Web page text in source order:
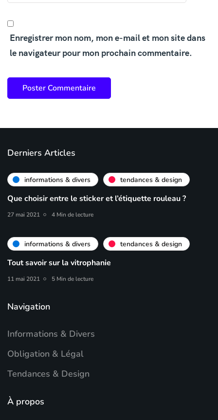
Enregistrer mon nom, mon e-mail et mon site dans
le navigateur pour mon prochain commentaire.
Derniers Articles
informations & divers tendances & design
Que choisir entre le sticker et l’étiquette rouleau ?
27 mai 2021 4 Min de lecture
informations & divers tendances & design
Tout savoir sur la vitrophanie
11 mai 2021 5 Min de lecture
Navigation
Informations & Divers
Obligation & Légal
Tendances & Design
À propos